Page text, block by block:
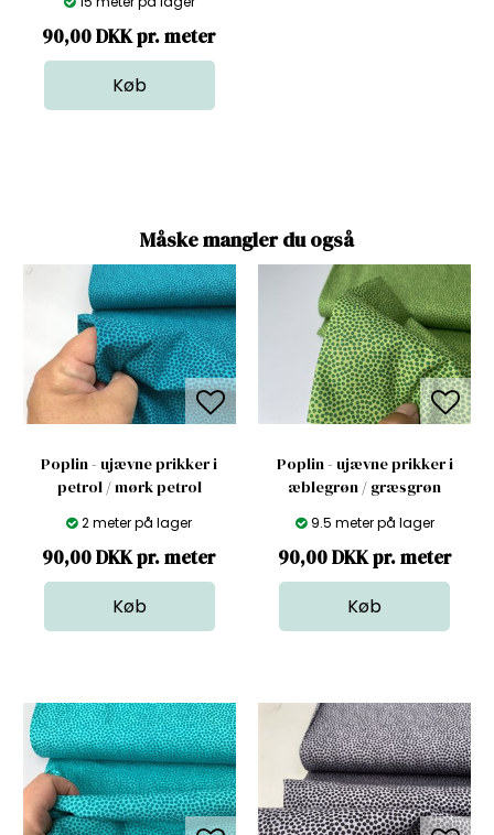
90,00 DKK pr. meter
Måske mangler du også
Poplin - ujævne prikker i
petrol / mørk petrol
2 meter på lager
90,00 DKK pr. meter
Poplin - ujævne prikker i
æblegrøn / græsgrøn
9.5 meter på lager
90,00 DKK pr. meter